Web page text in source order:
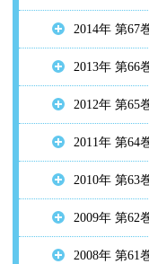
2014年 第67
2013年 第66
2012年 第65
2011年 第64
2010年 第63
2009年 第62
2008年 第61